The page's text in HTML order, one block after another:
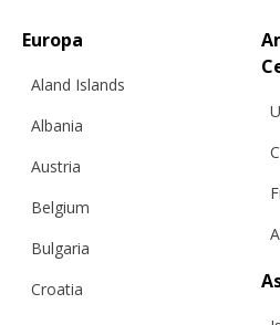
Europa
Aland Islands
Albania
Austria
Belgium
Bulgaria
Croatia